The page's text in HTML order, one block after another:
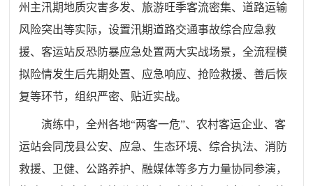
州主汛期地质灾害多发、旅游旺季客流密集、道路运输
风险突出等实际，设置汛期道路交通事故综合应急救
援、客运站反恐防暴应急处置两大实战场景，全流程模
拟险情发生后先期处置、应急响应、抢险救援、善后恢
复等环节，组织严密、贴近实战。
演练中，全州各地“两客一危”、农村客运企业、客
运站会同茂县公安、应急、生态环境、综合执法、消防
救援、卫健、公路养护、融媒体等多方力量协同参演，